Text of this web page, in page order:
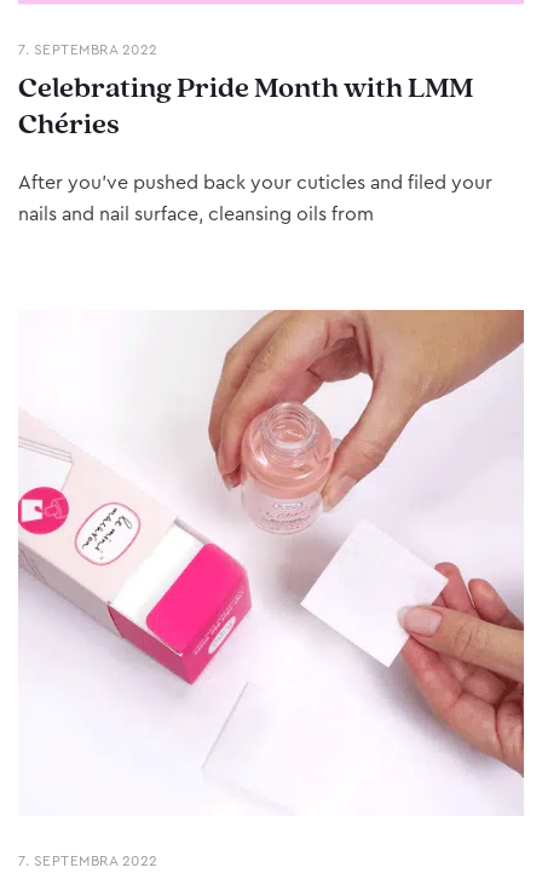
7. SEPTEMBRA 2022
Celebrating Pride Month with LMM
Chéries
After you’ve pushed back your cuticles and filed your
nails and nail surface, cleansing oils from
7. SEPTEMBRA 2022